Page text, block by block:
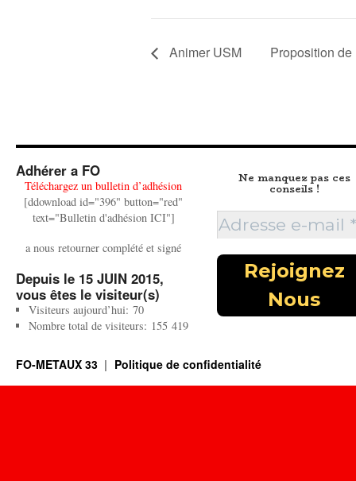
Animer USM Proposition
Adhérer a FO
Téléchargez un bulletin d’adhésion
[ddownload id="396" button="red"
text="Bulletin d'adhésion ICI"]
a nous retourner complété et signé
Depuis le 15 JUIN 2015,
vous êtes le visiteur(s)
Visiteurs aujourd’hui: 70
Nombre total de visiteurs: 155 419
Ne manquez pas ces
conseils !
FO-METAUX 33 Politique de confidentialité